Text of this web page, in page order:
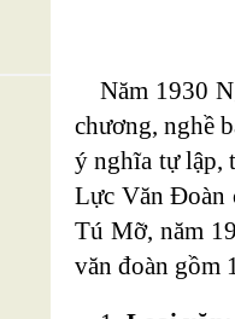
Năm 1930
chương, nghề
ý nghĩa tự lập,
Lực Văn Đoàn
Tú Mỡ, năm
văn đoàn gồm